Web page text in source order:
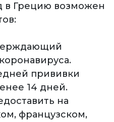
в Грецию возможен
прививки
14 дней.
на
французском,